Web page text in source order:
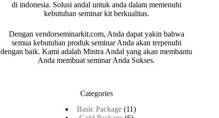
di indonesia. Solusi andal untuk anda dalam memenuhi
kebutuhan seminar kit berkualitas.
Dengan vendorseminarkit.com, Anda dapat yakin bahwa
semua kebutuhan produk seminar Anda akan terpenuhi
dengan baik. Kami adalah Mintra Andal yang akan membantu
Anda membuat seminar Anda Sukses.
Categories
Basic Package 1111